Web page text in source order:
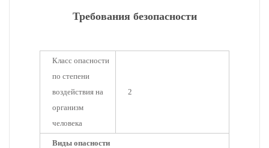
Требования безопасности
Класс опасности
по степени
воздействия на
организм
человека
2
Виды опасности